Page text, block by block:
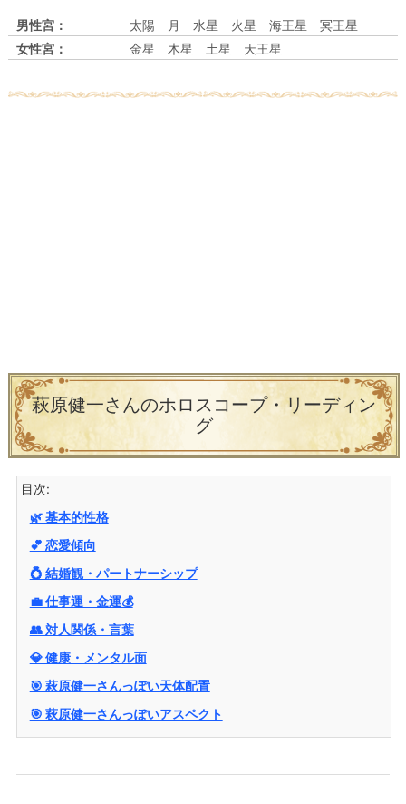
男性宮：
太陽 月 水星 火星 海王星 冥王星
女性宮：
金星 木星 土星 天王星
萩原健一さんのホロスコープ・リーディン
グ
目次:
🌿 基本的性格
💕 恋愛傾向
💍 結婚観・パートナーシップ
💼 仕事運・金運💰
👥 対人関係・言葉
💎 健康・メンタル面
🎯 萩原健一さんっぽい天体配置
🎯 萩原健一さんっぽいアスペクト